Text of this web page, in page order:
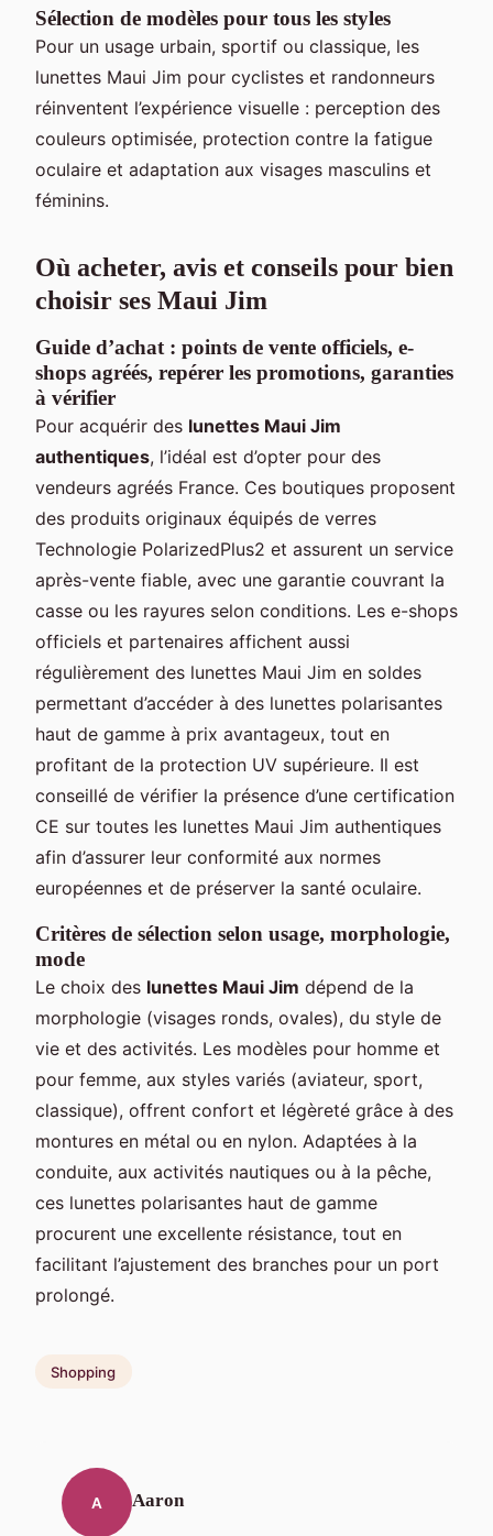
Sélection de modèles pour tous les styles
Pour un usage urbain, sportif ou classique, les
lunettes Maui Jim pour cyclistes et randonneurs
réinventent l’expérience visuelle : perception des
couleurs optimisée, protection contre la fatigue
oculaire et adaptation aux visages masculins et
féminins.
Où acheter, avis et conseils pour bien
choisir ses Maui Jim
Guide d’achat : points de vente officiels, e-
shops agréés, repérer les promotions, garanties
à vérifier
Pour acquérir des lunettes Maui Jim
authentiques, l’idéal est d’opter pour des
vendeurs agréés France. Ces boutiques proposent
des produits originaux équipés de verres
Technologie PolarizedPlus2 et assurent un service
après-vente fiable, avec une garantie couvrant la
casse ou les rayures selon conditions. Les e-shops
officiels et partenaires affichent aussi
régulièrement des lunettes Maui Jim en soldes
permettant d’accéder à des lunettes polarisantes
haut de gamme à prix avantageux, tout en
profitant de la protection UV supérieure. Il est
conseillé de vérifier la présence d’une certification
CE sur toutes les lunettes Maui Jim authentiques
afin d’assurer leur conformité aux normes
européennes et de préserver la santé oculaire.
Critères de sélection selon usage, morphologie,
mode
Le choix des lunettes Maui Jim dépend de la
morphologie (visages ronds, ovales), du style de
vie et des activités. Les modèles pour homme et
pour femme, aux styles variés (aviateur, sport,
classique), offrent confort et légèreté grâce à des
montures en métal ou en nylon. Adaptées à la
conduite, aux activités nautiques ou à la pêche,
ces lunettes polarisantes haut de gamme
procurent une excellente résistance, tout en
facilitant l’ajustement des branches pour un port
prolongé.
Shopping
A Aaron